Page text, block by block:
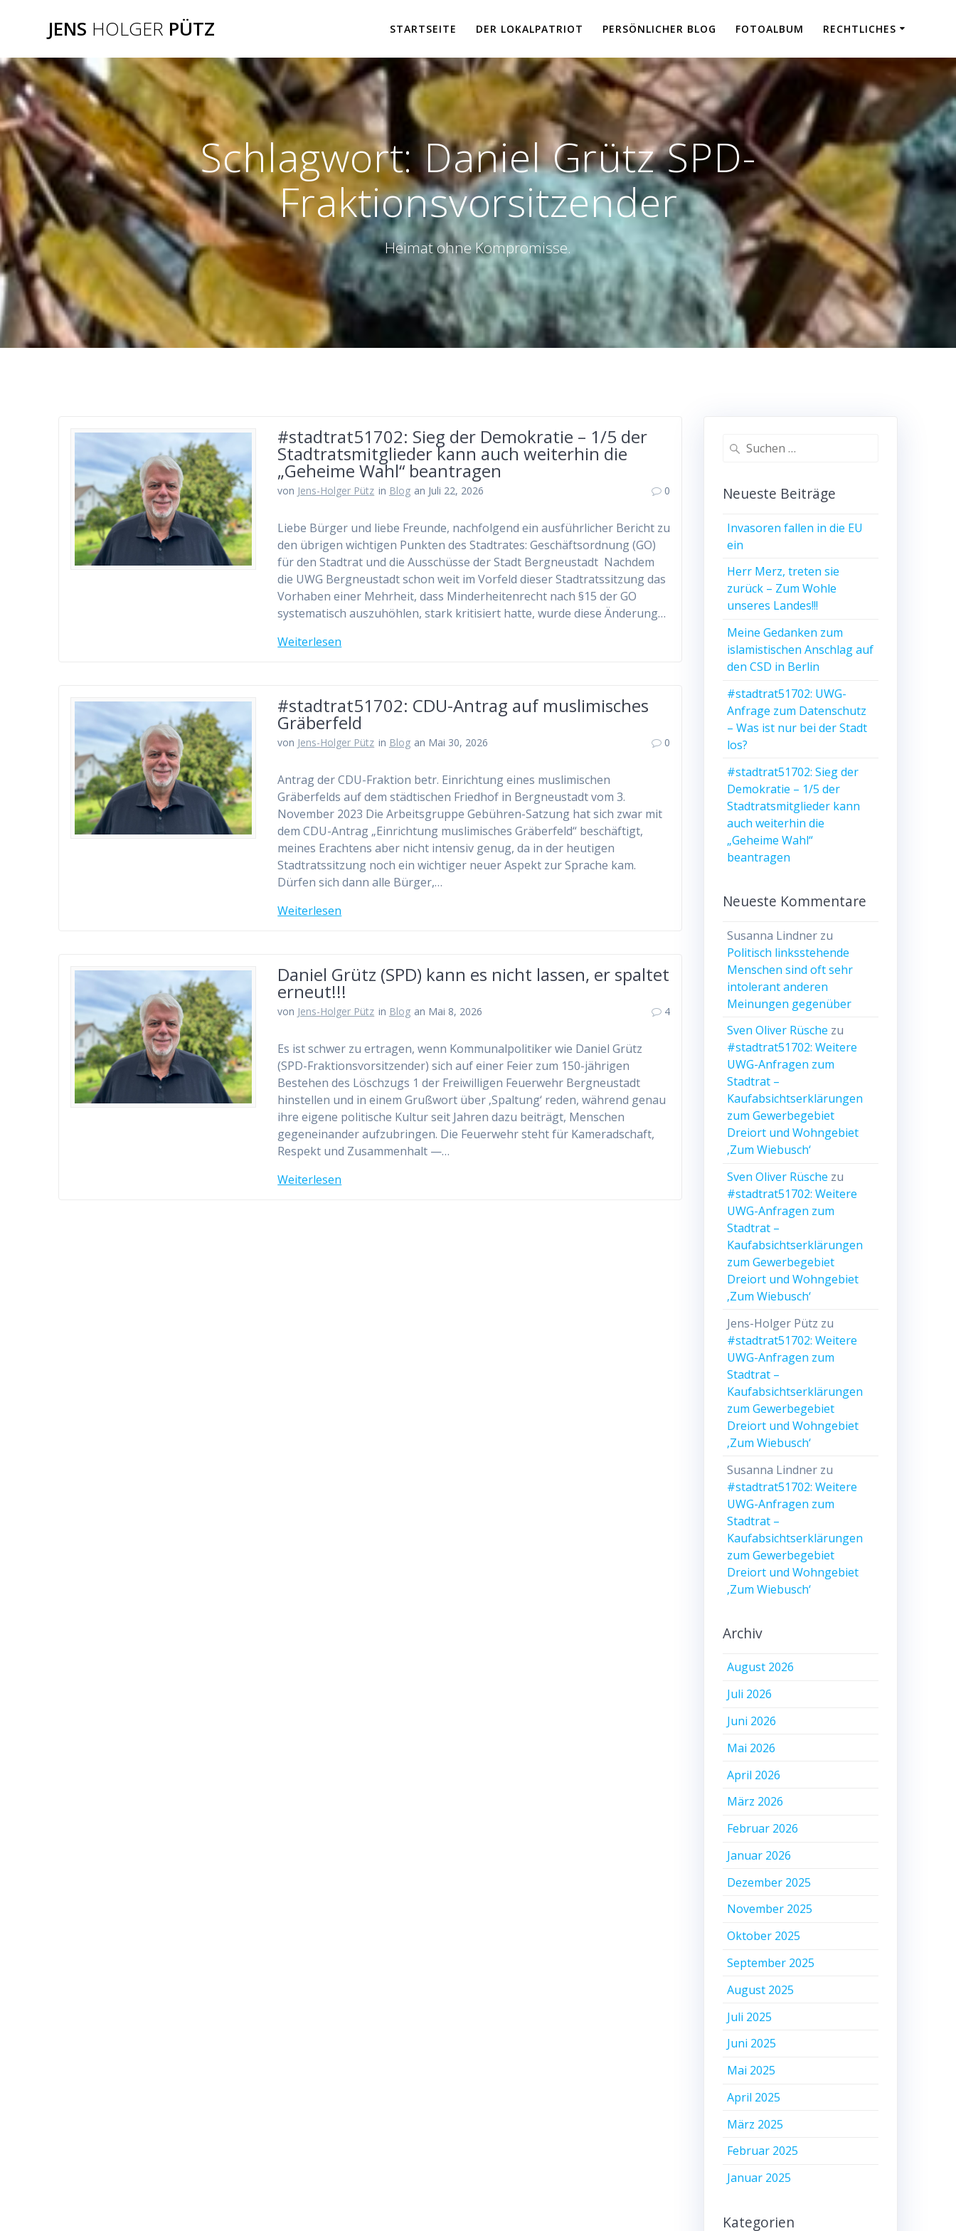
springen
JENS HOLGER PÜTZ STARTSEITE DER LOKALPATRIOT PERSÖNLICHER BLOG FOTOALBUM RECHTLICHES
Schlagwort:Daniel Grütz SPD-
Fraktionsvorsitzender
Heimat ohne Kompromisse.
#stadtrat51702: Sieg der Demokratie – 1/5 der
Stadtratsmitglieder kann auch weiterhin die
„Geheime Wahl“ beantragen
von Jens-Holger Pütz in Blog an Juli 22, 2026 0
Liebe Bürger und liebe Freunde, nachfolgend ein ausführlicher Bericht zu
den übrigen wichtigen Punkten des Stadtrates: Geschäftsordnung (GO)
für den Stadtrat und die Ausschüsse der Stadt Bergneustadt Nachdem
die UWG Bergneustadt schon weit im Vorfeld dieser Stadtratssitzung das
Vorhaben einer Mehrheit, dass Minderheitenrecht nach §15 der GO
systematisch auszuhöhlen, stark kritisiert hatte, wurde diese Änderung…
Weiterlesen
#stadtrat51702: CDU-Antrag auf muslimisches
Gräberfeld
von Jens-Holger Pütz in Blog an Mai 30, 2026 0
Antrag der CDU-Fraktion betr. Einrichtung eines muslimischen
Gräberfelds auf dem städtischen Friedhof in Bergneustadt vom 3.
November 2023 Die Arbeitsgruppe Gebühren-Satzung hat sich zwar mit
dem CDU-Antrag „Einrichtung muslimisches Gräberfeld“ beschäftigt,
meines Erachtens aber nicht intensiv genug, da in der heutigen
Stadtratssitzung noch ein wichtiger neuer Aspekt zur Sprache kam.
Dürfen sich dann alle Bürger,…
Weiterlesen
Daniel Grütz (SPD) kann es nicht lassen, er spaltet
erneut!!!
von Jens-Holger Pütz in Blog an Mai 8, 2026 4
Es ist schwer zu ertragen, wenn Kommunalpolitiker wie Daniel Grütz
(SPD-Fraktionsvorsitzender) sich auf einer Feier zum 150-jährigen
Bestehen des Löschzugs 1 der Freiwilligen Feuerwehr Bergneustadt
hinstellen und in einem Grußwort über ‚Spaltung‘ reden, während genau
ihre eigene politische Kultur seit Jahren dazu beiträgt, Menschen
gegeneinander aufzubringen. Die Feuerwehr steht für Kameradschaft,
Respekt und Zusammenhalt —…
Weiterlesen
Suchen
Neueste Beiträge
Invasoren fallen in die EU
ein
Herr Merz, treten sie
zurück – Zum Wohle
unseres Landes!!!
Meine Gedanken zum
islamistischen Anschlag auf
den CSD in Berlin
#stadtrat51702: UWG-
Anfrage zum Datenschutz
– Was ist nur bei der Stadt
los?
#stadtrat51702: Sieg der
Demokratie – 1/5 der
Stadtratsmitglieder kann
auch weiterhin die
„Geheime Wahl“
beantragen
Neueste Kommentare
Susanna Lindner zu
Politisch linksstehende
Menschen sind oft sehr
intolerant anderen
Meinungen gegenüber
Sven Oliver Rüsche zu
#stadtrat51702: Weitere
UWG-Anfragen zum
Stadtrat –
Kaufabsichtserklärungen
zum Gewerbegebiet
Dreiort und Wohngebiet
‚Zum Wiebusch‘
Sven Oliver Rüsche zu
#stadtrat51702: Weitere
UWG-Anfragen zum
Stadtrat –
Kaufabsichtserklärungen
zum Gewerbegebiet
Dreiort und Wohngebiet
‚Zum Wiebusch‘
Jens-Holger Pütz zu
#stadtrat51702: Weitere
UWG-Anfragen zum
Stadtrat –
Kaufabsichtserklärungen
zum Gewerbegebiet
Dreiort und Wohngebiet
‚Zum Wiebusch‘
Susanna Lindner zu
#stadtrat51702: Weitere
UWG-Anfragen zum
Stadtrat –
Kaufabsichtserklärungen
zum Gewerbegebiet
Dreiort und Wohngebiet
‚Zum Wiebusch‘
Archiv
August 2026
Juli 2026
Juni 2026
Mai 2026
April 2026
März 2026
Februar 2026
Januar 2026
Dezember 2025
November 2025
Oktober 2025
September 2025
August 2025
Juli 2025
Juni 2025
Mai 2025
April 2025
März 2025
Februar 2025
Januar 2025
Kategorien